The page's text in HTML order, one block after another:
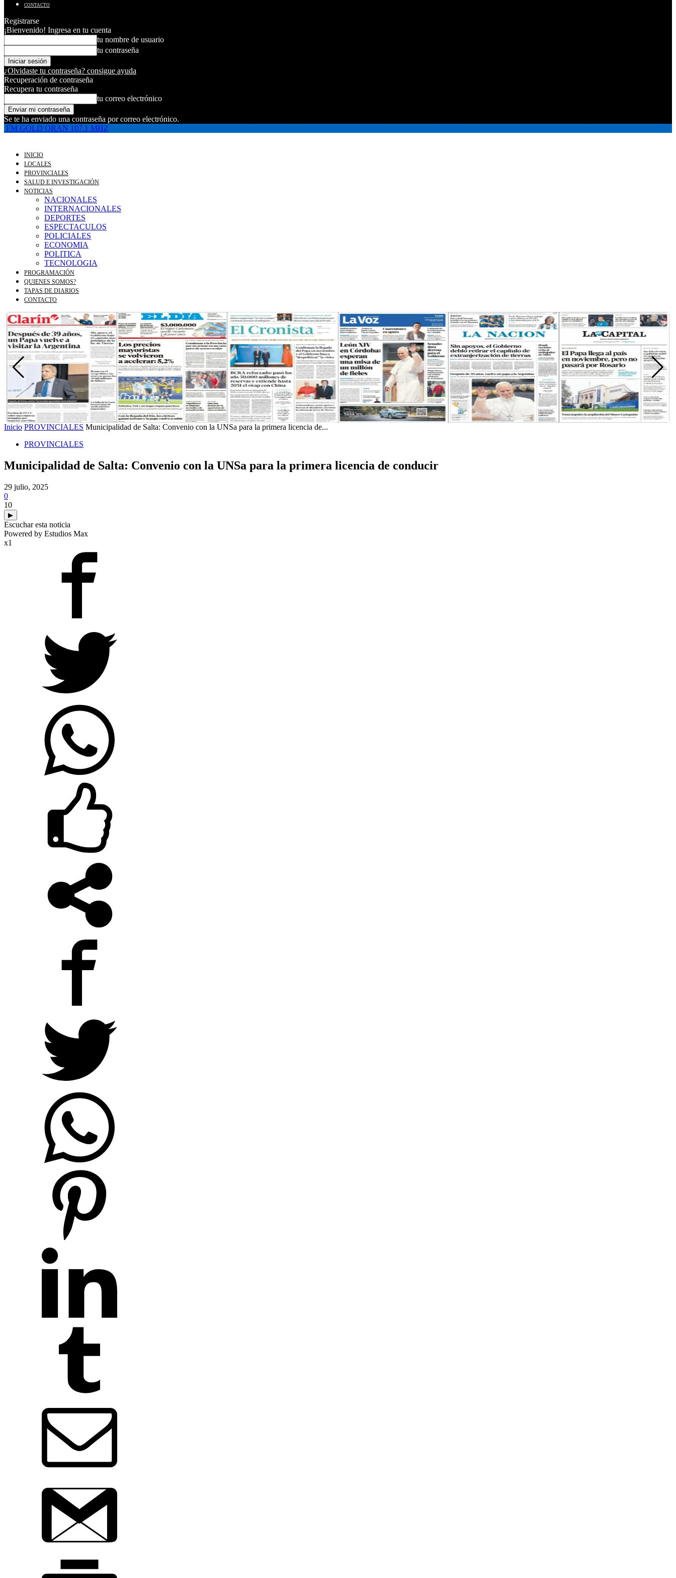
CONTACTO
Registrarse
¡Bienvenido! Ingresa en tu cuenta
tu nombre de usuario
tu contraseña
¿Olvidaste tu contraseña? consigue ayuda
Recuperación de contraseña
Recupera tu contraseña
tu correo electrónico
Se te ha enviado una contraseña por correo electrónico.
FM GOLD ORAN 107.1 MHZ
INICIO
LOCALES
PROVINCIALES
SALUD E INVESTIGACIÓN
NOTICIAS
NACIONALES
INTERNACIONALES
DEPORTES
ESPECTACULOS
POLICIALES
ECONOMIA
POLITICA
TECNOLOGIA
PROGRAMACIÓN
QUIENES SOMOS?
TAPAS DE DIARIOS
CONTACTO
Inicio PROVINCIALES Municipalidad de Salta: Convenio con la UNSa para la primera licencia de...
PROVINCIALES
Municipalidad de Salta: Convenio con la UNSa para la primera licencia de conducir
29 julio, 2025
0
10
▶
Escuchar esta noticia
Powered by Estudios Max
x1